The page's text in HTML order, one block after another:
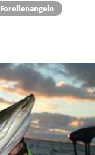
Forellenangeln